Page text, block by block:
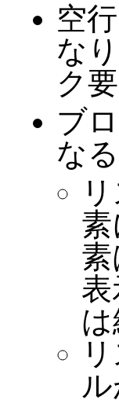
空
な
ク
ブ
な
は